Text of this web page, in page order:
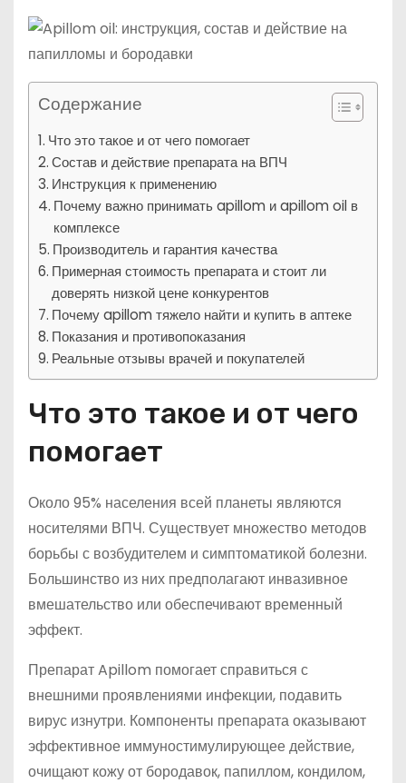
Содержание
Что это такое и от чего помогает
Состав и действие препарата на ВПЧ
Инструкция к применению
Почему важно принимать apillom и apillom oil в
комплексе
Производитель и гарантия качества
Примерная стоимость препарата и стоит ли
доверять низкой цене конкурентов
Почему apillom тяжело найти и купить в аптеке
Показания и противопоказания
Реальные отзывы врачей и покупателей
Что это такое и от чего
помогает
Около 95% населения всей планеты являются
носителями ВПЧ. Существует множество методов
борьбы с возбудителем и симптоматикой болезни.
Большинство из них предполагают инвазивное
вмешательство или обеспечивают временный
эффект.
Препарат Apillom помогает справиться с
внешними проявлениями инфекции, подавить
вирус изнутри. Компоненты препарата оказывают
эффективное иммуностимулирующее действие,
очищают кожу от бородавок, папиллом, кондилом,